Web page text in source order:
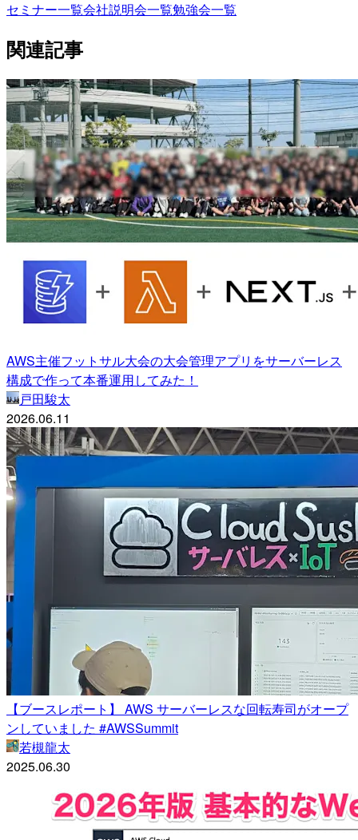
セミナー一覧会社説明会一覧勉強会一覧
関連記事
AWS主催フットサル大会の大会管理アプリをサーバーレス
構成で作って本番運用してみた！
戸田駿太
2026.06.11
【ブースレポート】 AWS サーバーレスな回転寿司がオープ
ンしていました #AWSSummit
若槻龍太
2025.06.30